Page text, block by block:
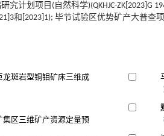
究计划项目(自然科学)(QKHJC-
和[2023]1); 毕节试验区优势矿产大普查